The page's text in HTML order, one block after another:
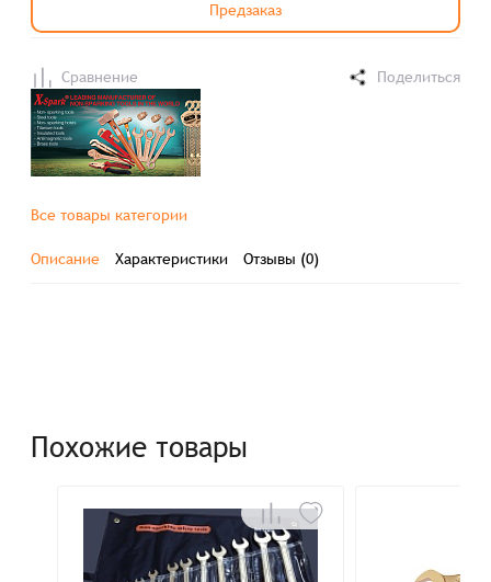
Предзаказ
Сравнение Поделиться
Все товары категории
Описание Характеристики Отзывы (0)
Похожие товары